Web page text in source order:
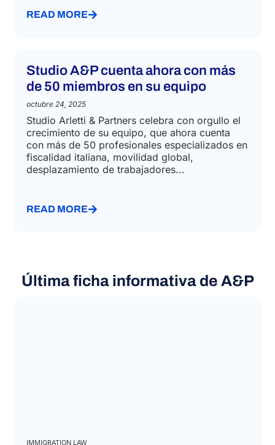
de Arletti & Partners), ilustraron brillantemente...
Studio A&P cuenta ahora con más
de 50 miembros en su equipo
octubre 24, 2025
Studio Arletti & Partners celebra con orgullo el
crecimiento de su equipo, que ahora cuenta
desplazamiento de trabajadores...